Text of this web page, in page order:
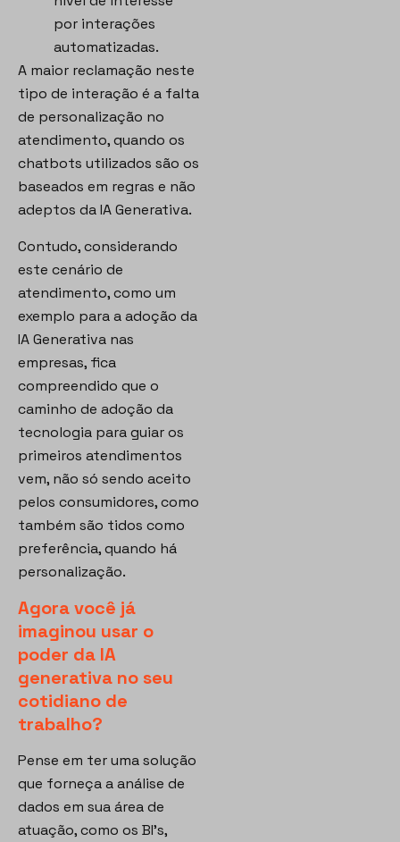
por interações
automatizadas.
A maior reclamação neste
tipo de interação é a falta
de personalização no
atendimento, quando os
chatbots utilizados são os
baseados em regras e não
adeptos da IA Generativa.
Contudo, considerando
este cenário de
atendimento, como um
exemplo para a adoção da
IA Generativa nas
empresas, fica
compreendido que o
caminho de adoção da
tecnologia para guiar os
primeiros atendimentos
vem, não só sendo aceito
pelos consumidores, como
também são tidos como
preferência, quando há
personalização.
Agora você já
imaginou usar o
poder da IA
generativa no seu
cotidiano de
trabalho?
Pense em ter uma solução
que forneça a análise de
dados em sua área de
atuação, como os BI’s,